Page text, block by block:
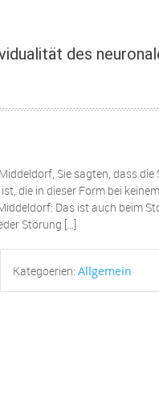
des
Sie sagten, dass
die in dieser Form bei
Das ist auch beim
Störung […]
Kategoerien: Allgemein